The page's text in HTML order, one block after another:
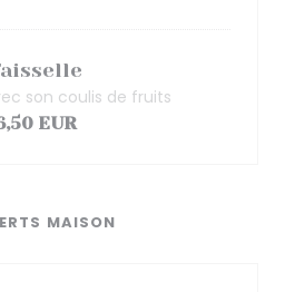
son coulis de fruits
EUR
MAISON